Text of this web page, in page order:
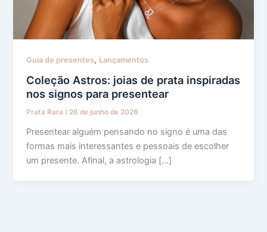
Guia de presentes, Lançamentos
Coleção Astros: joias de prata inspiradas
nos signos para presentear
Prata Rara/ 26 de junho de 2026
Presentear alguém pensando no signo é uma das
formas mais interessantes e pessoais de escolher
um presente. Afinal, a astrologia […]